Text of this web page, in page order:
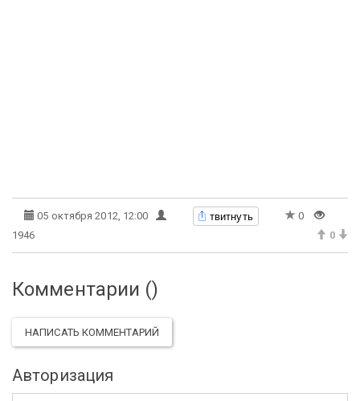
05 октября 2012, 12:00 твитнуть
0
1946
0
Комментарии ()
НАПИСАТЬ КОММЕНТАРИЙ
Авторизация